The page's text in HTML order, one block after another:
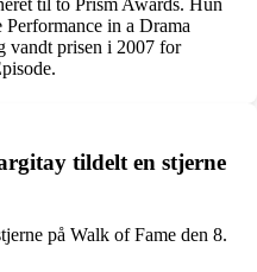
til to Prism Awards. Hun
in a Drama
vandt prisen i 2007 for
tildelt en stjerne
på Walk of Fame den 8.